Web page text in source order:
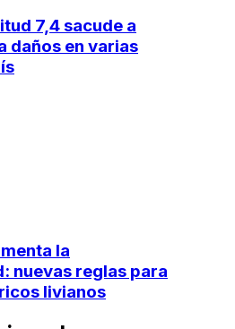
7,4 sacude a
daños en varias
la
nuevas reglas para
livianos